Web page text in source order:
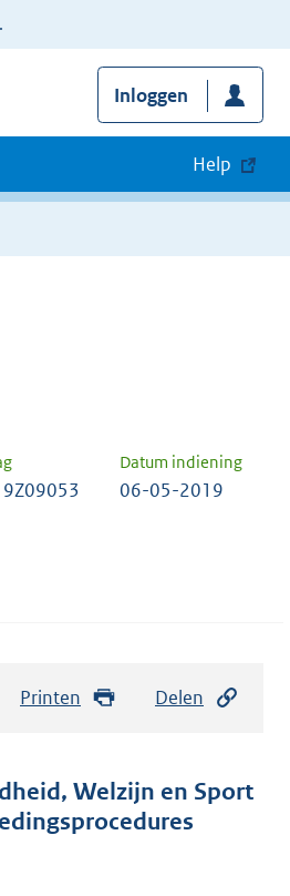
Inloggen
Help
Datum indiening
06-05-2019
Printen Delen
Welzijn en Sport